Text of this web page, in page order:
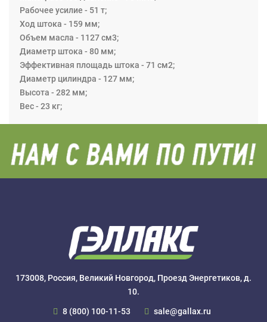
Рабочее усилие - 51 т;
Ход штока - 159 мм;
Объем масла - 1127 см3;
Диаметр штока - 80 мм;
Эффективная площадь штока - 71 см2;
Диаметр цилиндра - 127 мм;
Высота - 282 мм;
Вес - 23 кг;
173008, Россия, Великий Новгород, Проезд Энергетиков, д.
10.
8 (800) 100-11-53
sale@gallax.ru